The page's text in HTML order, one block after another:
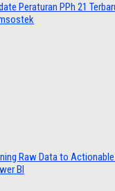
Peraturan PPh 21
Raw Data to
BI